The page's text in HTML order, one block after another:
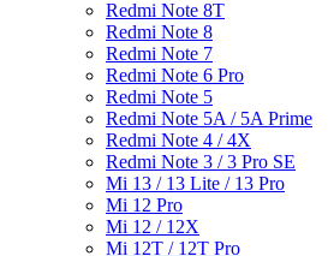
Redmi Note 8T
Redmi Note 8
Redmi Note 7
Redmi Note 6 Pro
Redmi Note 5
Redmi Note 5A / 5A Prime
Redmi Note 4 / 4X
Redmi Note 3 / 3 Pro SE
Mi 13 / 13 Lite / 13 Pro
Mi 12 Pro
Mi 12 / 12X
Mi 12T / 12T Pro